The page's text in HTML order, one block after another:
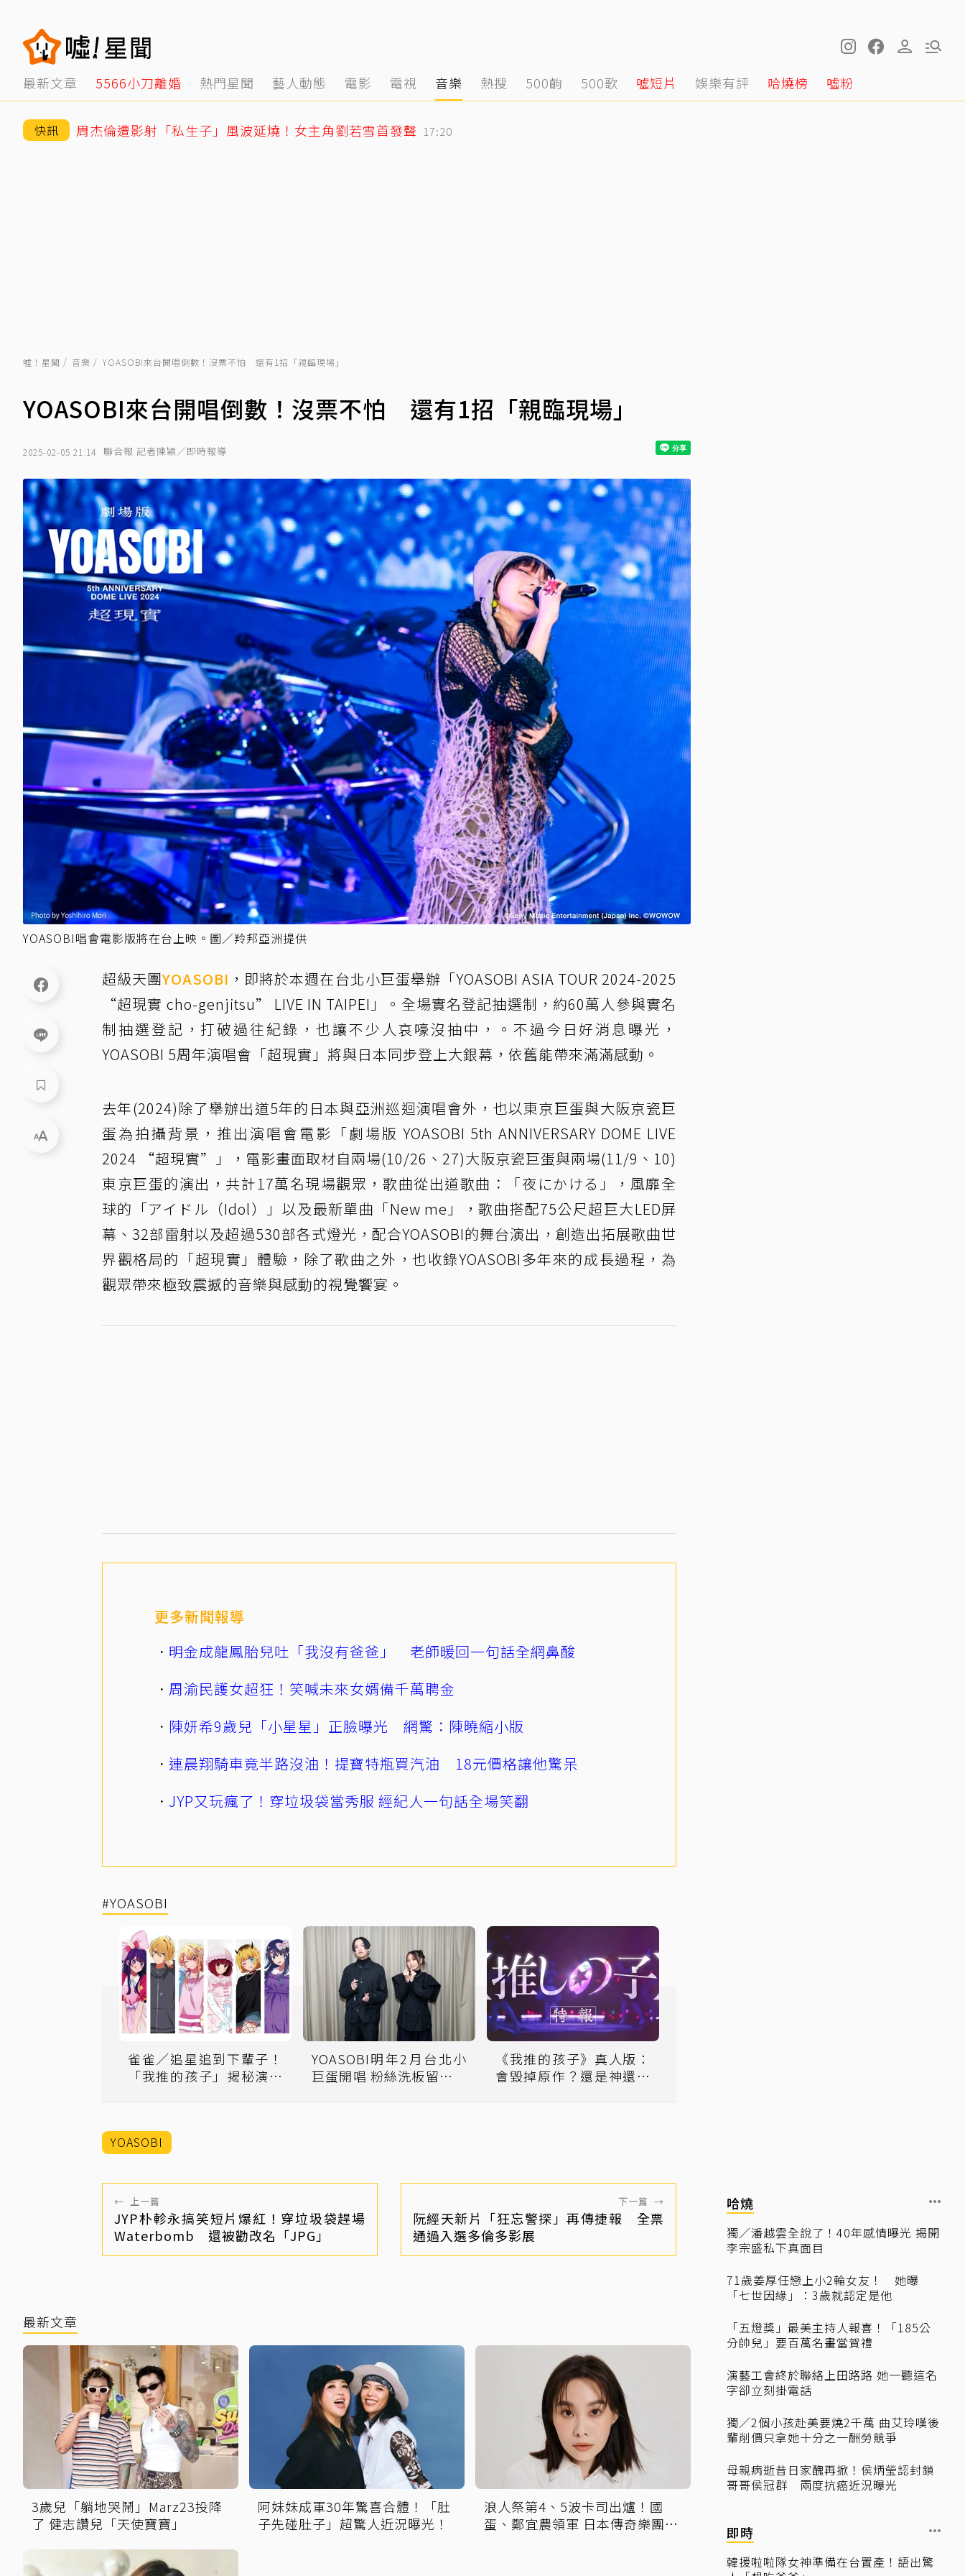
最新文章 5566小刀離婚 熱門星聞 藝人動態 電影 電視 音樂 熱搜 500齣 500歌 噓短片 娛樂有評 哈燒榜 噓粉
快訊 周杰倫遭影射「私生子」風波延燒！女主角劉若雪首發聲 17:20
噓！星聞 音樂 YOASOBI來台開唱倒數！沒票不怕 還有1招「親臨現場」
YOASOBI來台開唱倒數！沒票不怕 還有1招「親臨現場」
2025-02-05 21:14 聯合報 記者陳穎／即時報導
YOASOBI唱會電影版將在台上映。圖／羚邦亞洲提供
超級天團YOASOBI ，即將於本週在台北小巨蛋舉辦「YOASOBI ASIA TOUR 2024-2025
“超現實 cho-genjitsu” LIVE IN TAIPEI」。全場實名登記抽選制，約60萬人參與實名
制抽選登記，打破過往紀錄，也讓不少人哀嚎沒抽中，。不過今日好消息曝光，
YOASOBI 5周年演唱會「超現實」將與日本同步登上大銀幕，依舊能帶來滿滿感動。
去年(2024)除了舉辦出道5年的日本與亞洲巡迴演唱會外，也以東京巨蛋與大阪京瓷巨
蛋為拍攝背景，推出演唱會電影「劇場版 YOASOBI 5th ANNIVERSARY DOME LIVE
2024 “超現實”」，電影畫面取材自兩場(10/26、27)大阪京瓷巨蛋與兩場(11/9、10)
東京巨蛋的演出，共計17萬名現場觀眾，歌曲從出道歌曲：「夜にかける」，風靡全
球的「アイドル（Idol）」以及最新單曲「New me」，歌曲搭配75公尺超巨大LED屏
幕、32部雷射以及超過530部各式燈光，配合YOASOBI的舞台演出，創造出拓展歌曲世
界觀格局的「超現實」體驗，除了歌曲之外，也收錄YOASOBI多年來的成長過程，為
觀眾帶來極致震撼的音樂與感動的視覺饗宴。
更多新聞報導
明金成龍鳳胎兒吐「我沒有爸爸」 老師暖回一句話全網鼻酸
周渝民護女超狂！笑喊未來女婿備千萬聘金
陳妍希9歲兒「小星星」正臉曝光 網驚：陳曉縮小版
連晨翔騎車竟半路沒油！提寶特瓶買汽油 18元價格讓他驚呆
JYP又玩瘋了！穿垃圾袋當秀服 經紀人一句話全場笑翻
#YOASOBI
雀雀／追星追到下輩子！
「我推的孩子」揭秘演藝
YOASOBI明年2月台北小
巨蛋開唱 粉絲洗板留言求
《我推的孩子》真人版：
會毀掉原作？還是神還原
YOASOBI
← 上一篇
JYP朴軫永搞笑短片爆紅！穿垃圾袋趕場
Waterbomb 還被勸改名「JPG」
下一篇 →
阮經天新片「狂忘警探」再傳捷報 全票
通過入選多倫多影展
最新文章
3歲兒「躺地哭鬧」Marz23投降
了 健志讚兒「天使寶寶」
阿妹妹成軍30年驚喜合體！「肚
子先碰肚子」超驚人近況曝光！
浪人祭第4、5波卡司出爐！國
蛋、鄭宜農領軍 日本傳奇樂團首
哈燒
獨／潘越雲全說了！40年感情曝光 揭開
李宗盛私下真面目
71歲姜厚任戀上小2輪女友！ 她曝
「七世因緣」：3歲就認定是他
「五燈獎」最美主持人報喜！「185公
分帥兒」要百萬名畫當賀禮
演藝工會終於聯絡上田路路 她一聽這名
字卻立刻掛電話
獨／2個小孩赴美要燒2千萬 曲艾玲嘆後
輩削價只拿她十分之一酬勞競爭
母親病逝昔日家醜再掀！侯炳瑩認封鎖
哥哥侯冠群 兩度抗癌近況曝光
即時
韓援啦啦隊女神準備在台置產！語出驚